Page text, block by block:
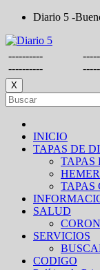
Saltar
contenido
Diario 5 -
----------
----------
X
INICIO
TAPAS DE
TAPAS
TAPAS
SALUD
SERVICIOS
CODIGO